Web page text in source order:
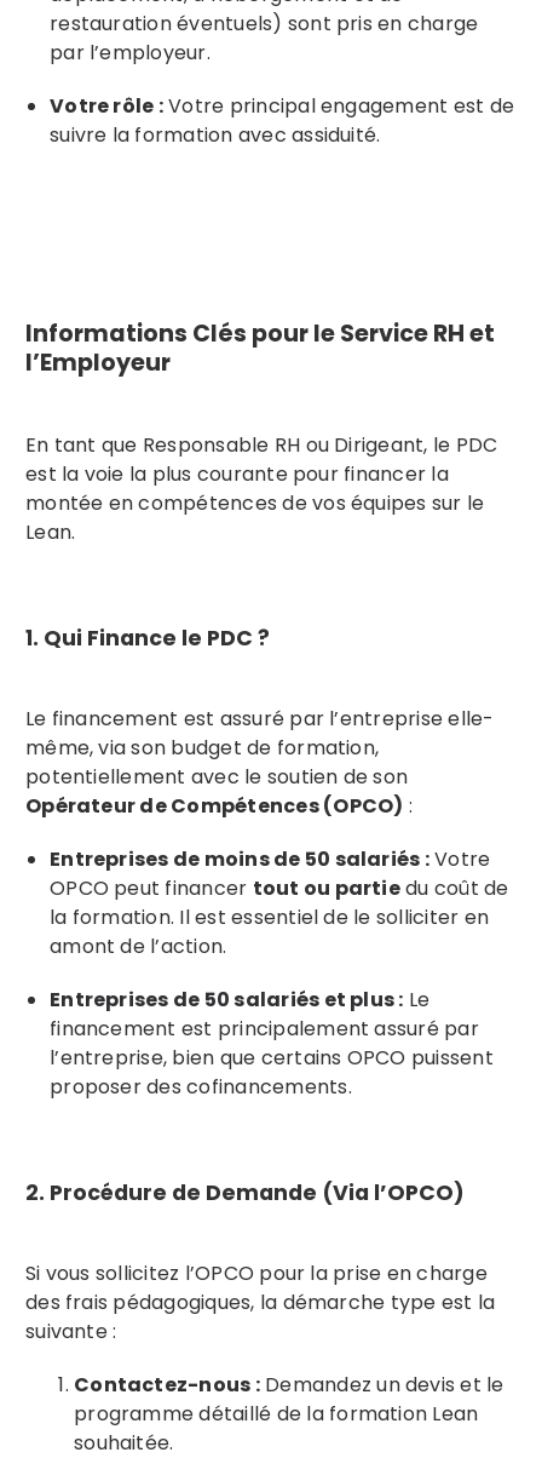
restauration éventuels) sont pris en charge
par l’employeur.
Votre rôle :Votre principal engagement est de
suivre la formation avec assiduité.
Informations Clés pour le Service RH et
l’Employeur
En tant que Responsable RH ou Dirigeant, le PDC
est la voie la plus courante pour financer la
montée en compétences de vos équipes sur le
Lean.
1. Qui Finance le PDC ?
Le financement est assuré par l’entreprise elle-
même, via son budget de formation,
potentiellement avec le soutien de son
Opérateur de Compétences (OPCO) :
Entreprises de moins de 50 salariés :Votre
OPCO peut financer tout ou partiedu coût de
la formation. Il est essentiel de le solliciter en
amont de l’action.
Entreprises de 50 salariés et plus : Le
financement est principalement assuré par
l’entreprise, bien que certains OPCO puissent
proposer des cofinancements.
2. Procédure de Demande (Via l’OPCO)
Si vous sollicitez l’OPCO pour la prise en charge
des frais pédagogiques, la démarche type est la
suivante :
Contactez-nous :Demandez un devis et le
programme détaillé de la formation Lean
souhaitée.